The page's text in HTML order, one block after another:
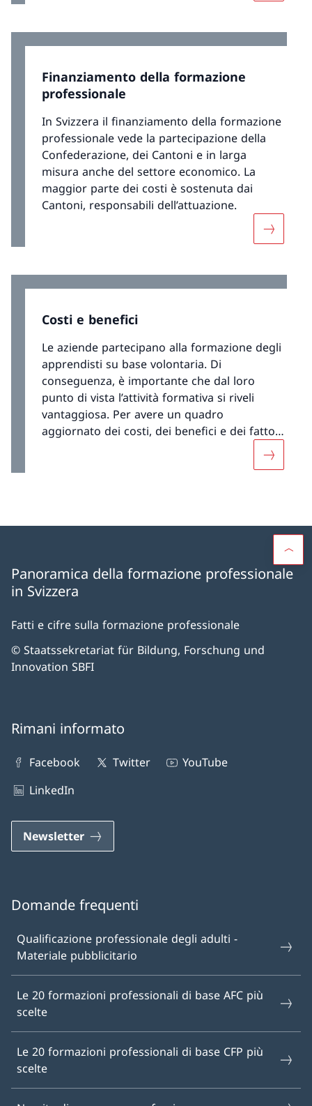
Finanziamento della formazione
professionale
In Svizzera il finanziamento della formazione
professionale vede la partecipazione della
Confederazione, dei Cantoni e in larga
misura anche del settore economico. La
maggior parte dei costi è sostenuta dai
Cantoni, responsabili dell’attuazione.
Costi e benefici
Le aziende partecipano alla formazione degli
apprendisti su base volontaria. Di
conseguenza, è importante che dal loro
punto di vista l’attività formativa si riveli
vantaggiosa. Per avere un quadro
aggiornato dei costi, dei benefici e dei fattori
svolgere un rilevamento sul rapporto costi-
Panoramica della formazione professionale
in Svizzera
Fatti e cifre sulla formazione professionale
© Staatssekretariat für Bildung, Forschung und
Innovation SBFI
Rimani informato
Facebook Twitter
YouTube
LinkedIn
Newsletter
Domande frequenti
Qualificazione professionale degli adulti -
Materiale pubblicitario
Le 20 formazioni professionali di base AFC più
scelte
Le 20 formazioni professionali di base CFP più
scelte